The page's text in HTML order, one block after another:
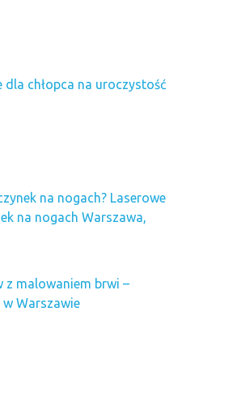
dla chłopca na uroczystość
na nogach? Laserowe
na nogach Warszawa,
z malowaniem brwi –
Warszawie